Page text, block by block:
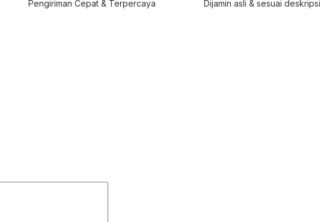
Pengiriman Cepat & Terpercaya Dijamin asli & sesuai deskripsi